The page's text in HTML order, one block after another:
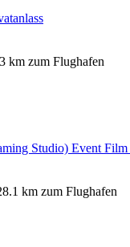
km zum Flughafen
Studio) Event Film
km zum Flughafen